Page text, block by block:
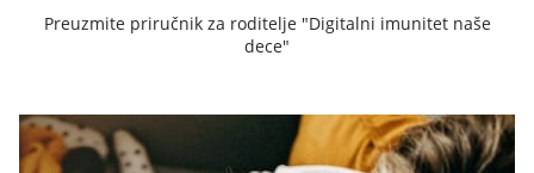
Preuzmite priručnik za roditelje "Digitalni imunitet naše
dece"